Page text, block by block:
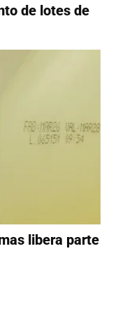
de lotes de
libera parte